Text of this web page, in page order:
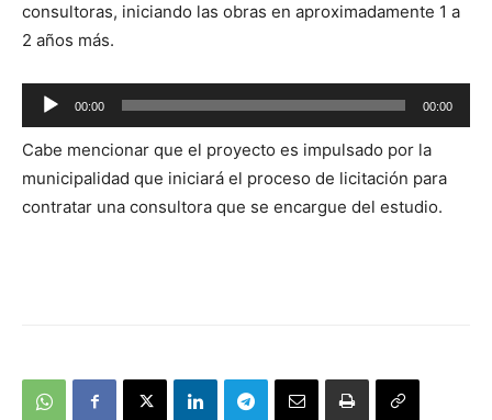
consultoras, iniciando las obras en aproximadamente 1 a
2 años más.
Reproductor
de
audio
00:00 00:00
Cabe mencionar que el proyecto es impulsado por la
municipalidad que iniciará el proceso de licitación para
contratar una consultora que se encargue del estudio.